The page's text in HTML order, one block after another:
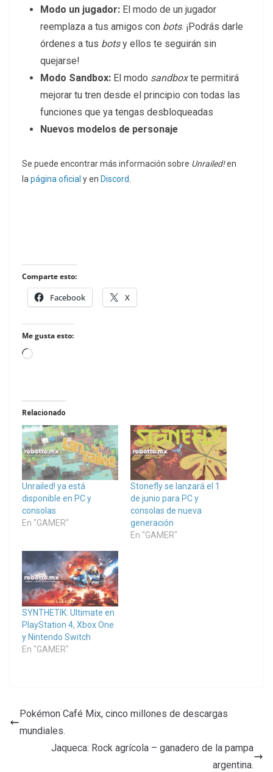
Modo un jugador: El modo de un jugador
reemplaza a tus amigos con bots. ¡Podrás darle
órdenes a tus botsy ellos te seguirán sin
quejarse!
Modo Sandbox: El modo sandboxte permitirá
mejorar tu tren desde el principio con todas las
funciones que ya tengas desbloqueadas
Nuevos modelos de personaje
Se puede encontrar más información sobre Unrailed!en
la página oficial y en Discord
Comparte esto:
Facebook X
Me gusta esto:
Loading…
Relacionado
Unrailed! ya está
disponible en PC y
consolas
En "GAMER"
Stonefly se lanzará el 1
de junio para PC y
consolas de nueva
generación
En "GAMER"
SYNTHETIK: Ultimate en
PlayStation 4, Xbox One
y Nintendo Switch
En "GAMER"
Pokémon Café Mix, cinco millones de descargas
mundiales.
Jaqueca: Rock agrícola – ganadero de la pampa
argentina.